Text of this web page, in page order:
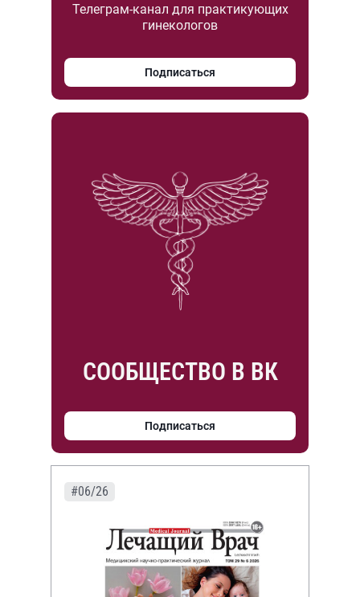
Телеграм-канал для практикующих
гинекологов
Подписаться
СООБЩЕСТВО В ВК
Подписаться
#06/26